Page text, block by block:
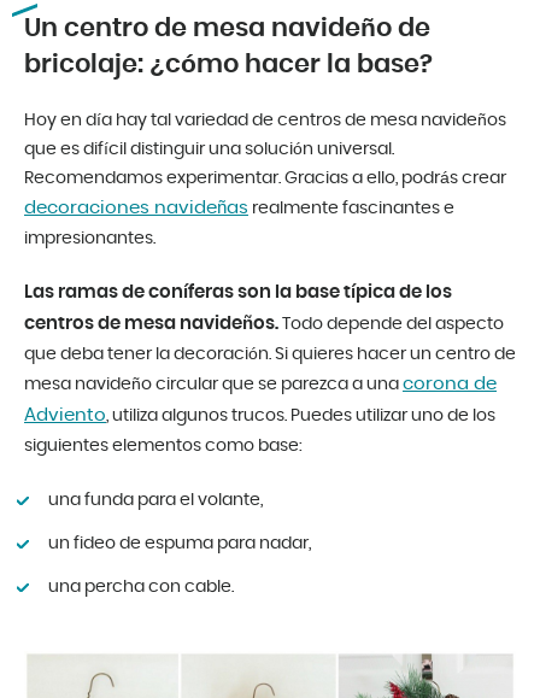
Un centro de mesa navideño de
bricolaje: ¿cómo hacer la base?
Hoy en día hay tal variedad de centros de mesa navideños
que es difícil distinguir una solución universal.
Recomendamos experimentar. Gracias a ello, podrás crear
decoraciones navideñas realmente fascinantes e
impresionantes.
Las ramas de coníferas son la base típica de los
centros de mesa navideños. Todo depende del aspecto
que deba tener la decoración. Si quieres hacer un centro de
mesa navideño circular que se parezca a una corona de
Adviento, utiliza algunos trucos. Puedes utilizar uno de los
siguientes elementos como base:
una funda para el volante,
un fideo de espuma para nadar,
una percha con cable.